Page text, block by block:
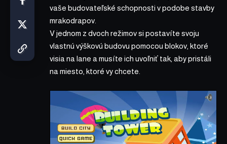
vaše budovateľské schopnosti v podobe stavby
mrakodrapov.
V jednom z dvoch režimov si postavíte svoju
vlastnú výškovú budovu pomocou blokov, ktoré
visia na lane a musíte ich uvoľniť tak, aby pristáli
na miesto, ktoré vy chcete.